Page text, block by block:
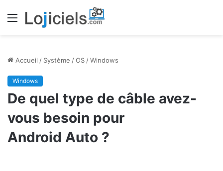
Menu
Accueil / Système /OS /Windows
Windows
De quel type de câble avez-
vous besoin pour
Android Auto ?